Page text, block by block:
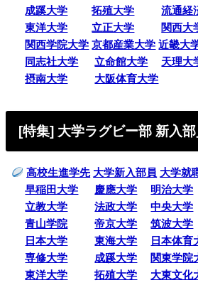
成蹊大学
拓殖大学
流通経
東洋大学
立正大学
関西大
関西学院大学 京都産業大学 近畿大
同志社大学
立命館大学
天理大
摂南大学
大阪体育大学
[特集] 大学ラグビー部 新入
高校生進学先 大学新入部員 大学就
早稲田大学
慶應大学
明治大学
立教大学
法政大学
中央大学
青山学院
帝京大学
筑波大学
日本大学
東海大学
日本体育
専修大学
成蹊大学
関東学院
東洋大学
拓殖大学
大東文化